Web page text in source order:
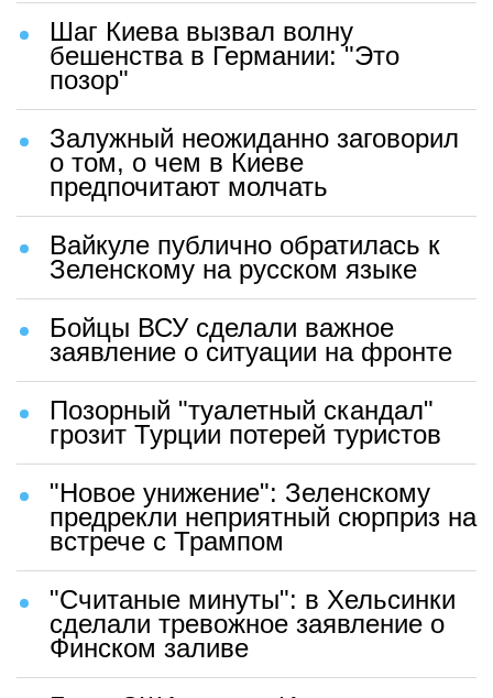
Шаг Киева вызвал волну
бешенства в Германии: "Это
позор"
Залужный неожиданно заговорил
о том, о чем в Киеве
предпочитают молчать
Вайкуле публично обратилась к
Зеленскому на русском языке
Бойцы ВСУ сделали важное
заявление о ситуации на фронте
Позорный "туалетный скандал"
грозит Турции потерей туристов
"Новое унижение": Зеленскому
предрекли неприятный сюрприз на
встрече с Трампом
"Считаные минуты": в Хельсинки
сделали тревожное заявление о
Финском заливе